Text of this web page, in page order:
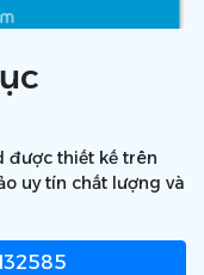
được thiết kế trên
uy tín chất lượng và